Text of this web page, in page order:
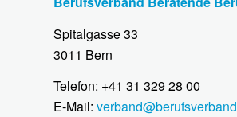
Spitalgasse 33
3011 Bern
Telefon: +41 31 329 28 00
E-Mail: